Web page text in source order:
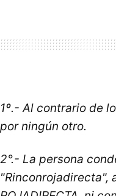
1º.- Al contrario de
por ningún otro.
2°.- La persona
"Rinconrojadirecta",